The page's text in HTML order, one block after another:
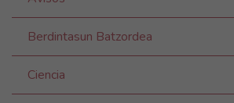
Berdintasun Batzordea
Ciencia